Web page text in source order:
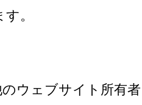
。
ウェブサイト所有者